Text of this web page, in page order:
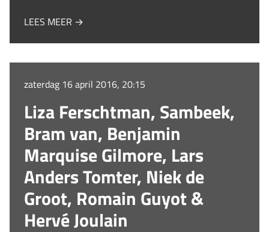
LEES MEER →
zaterdag 16 april 2016, 20:15
Liza Ferschtman, Sambeek,
Bram van, Benjamin
Marquise Gilmore, Lars
Anders Tomter, Niek de
Groot, Romain Guyot &
Hervé Joulain